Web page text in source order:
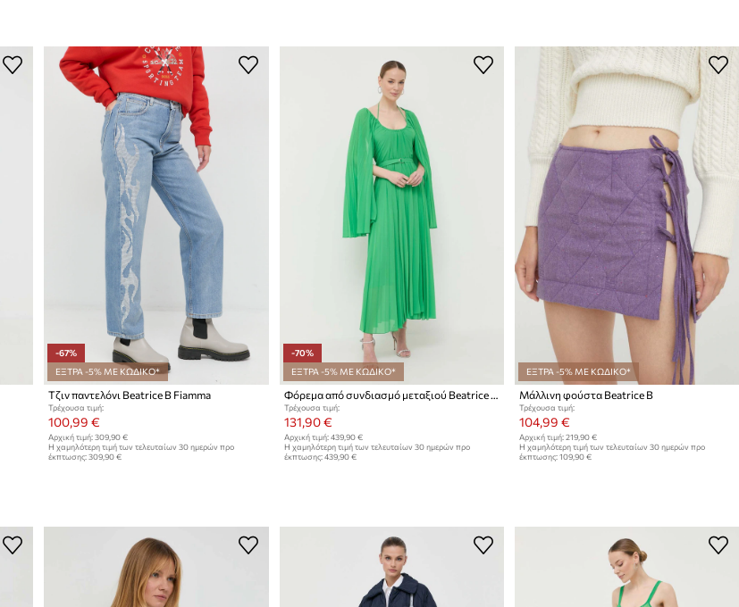
-67%
ΕΞΤΡΑ -5% ΜΕ ΚΩΔΙΚΟ*
Τζιν παντελόνι Beatrice B Fiamma
Τρέχουσα τιμή:
100,99 €
Αρχική τιμή: 309,90 €
Η χαμηλότερη τιμή των τελευταίων 30 ημερών προ
έκπτωσης: 309,90 €
-70%
ΕΞΤΡΑ -5% ΜΕ ΚΩΔΙΚΟ*
Φόρεμα από συνδιασμό μεταξιού Beatrice B
Τρέχουσα τιμή:
131,90 €
Αρχική τιμή: 439,90 €
Η χαμηλότερη τιμή των τελευταίων 30 ημερών προ
έκπτωσης: 439,90 €
ΕΞΤΡΑ -5% ΜΕ ΚΩΔΙΚΟ*
Μάλλινη φούστα Beatrice B
Τρέχουσα τιμή:
104,99 €
Αρχική τιμή: 219,90 €
Η χαμηλότερη τιμή των τελευταίων 30 ημερών προ
έκπτωσης: 109,90 €